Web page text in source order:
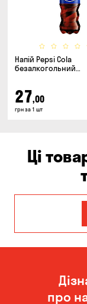
Напій Pepsi Cola
безалкогольний
27,00
грн за 1 шт
Ці
Гатне
про